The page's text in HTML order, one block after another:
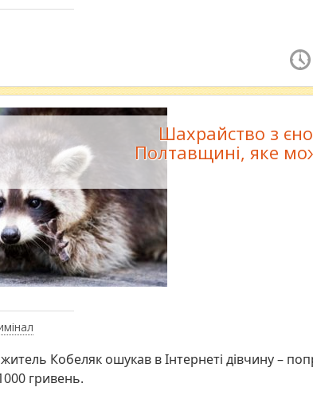
Шахрайство з
Полтавщині, яке
Кобеляк ошукав в Інтернеті дівчину –
гривень.